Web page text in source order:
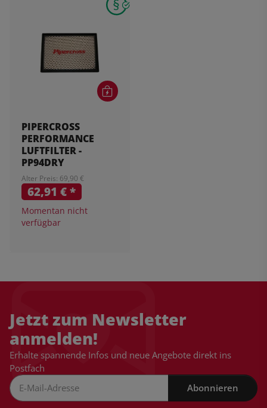
PIPERCROSS
PERFORMANCE
LUFTFILTER -
PP94DRY
Alter Preis: 69,90 €
62,91 €*
Momentan nicht
verfügbar
Jetzt zum Newsletter
anmelden!
Erhalte spannende Infos und neue Angebote direkt ins
Postfach
Abonnieren